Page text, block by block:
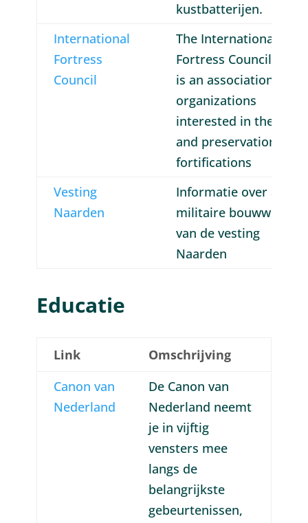
kustbatterijen.
International
Fortress
Council
The International
Fortress Council (IFC)
is an association of
organizations
interested in the
and preservation of
fortifications
Vesting
Naarden
Informatie over alle
militaire bouwwerken
van de vesting
Naarden
Educatie
Link
Omschrijving
Canon van
Nederland
De Canon van
Nederland neemt
je in vijftig
vensters mee
langs de
belangrijkste
gebeurtenissen,